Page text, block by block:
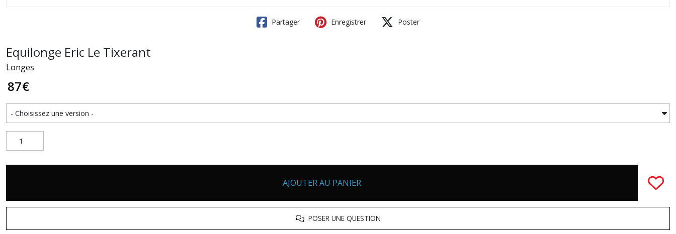
Partager Enregistrer Poster
Equilonge Eric Le Tixerant
Longes
87€
AJOUTER AU PANIER
POSER UNE QUESTION